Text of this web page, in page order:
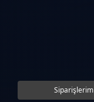
Siparişlerim